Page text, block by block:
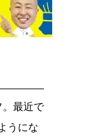
最近で
うにな